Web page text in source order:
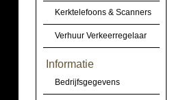
Kerktelefoons & Scanners
Verhuur Verkeerregelaar
Informatie
Bedrijfsgegevens